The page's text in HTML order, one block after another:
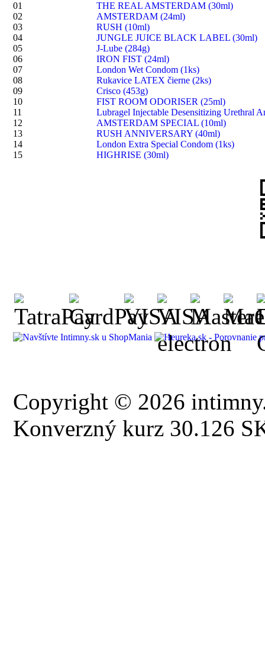
01
THE REAL AMSTERDAM (30ml)
02
AMSTERDAM (24ml)
03
RUSH (10ml)
04
JUNGLE JUICE BLACK LABEL (30ml)
05
J-Lube (284g)
06
IRON FIST (24ml)
07
London Wet Condom (1ks)
08
Rukavice LATEX čierne (2ks)
09
Crisco (453g)
10
FIST ROOM ODORISER (25ml)
11
Lubragel Injectable Desensitizing Urethral
12
AMSTERDAM SPECIAL (10ml)
13
RUSH ANNIVERSARY (40ml)
14
London Extra Special Condom (1ks)
15
HIGHRISE (30ml)
Copyright © 2026
Konverzný kurz 30.126